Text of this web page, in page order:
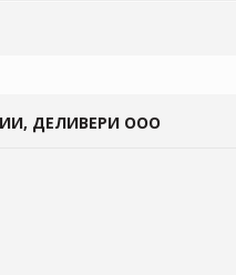
ДЕЛИВЕРИ ООО